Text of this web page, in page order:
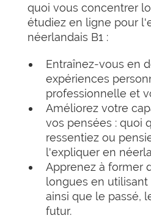
quoi vous concentrer
étudiez en ligne pour
néerlandais B1 :
Entraînez-vous en
expériences
professionnelle et
Améliorez votre
vos pensées : quoi
ressentiez ou
l'expliquer en
Apprenez à former
longues en
ainsi que le passé,
futur.